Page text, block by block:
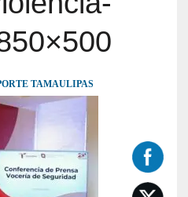
TAMAULIPAS